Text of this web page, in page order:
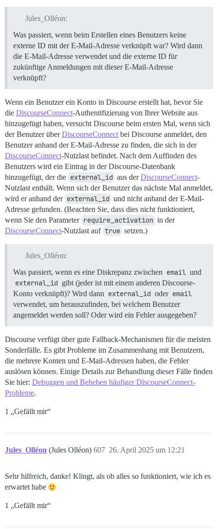
Jules_Olléon:
Was passiert, wenn beim Erstellen eines Benutzers keine
externe ID mit der E-Mail-Adresse verknüpft war? Wird dann
die E-Mail-Adresse verwendet und die externe ID für
zukünftige Anmeldungen mit dieser E-Mail-Adresse
verknüpft?
Wenn ein Benutzer ein Konto in Discourse erstellt hat, bevor Sie
die DiscourseConnect-Authentifizierung von Ihrer Website aus
hinzugefügt haben, versucht Discourse beim ersten Mal, wenn sich
der Benutzer überDiscourseConnect bei Discourse anmeldet, den
Benutzer anhand der E-Mail-Adresse zu finden, die sich in der
DiscourseConnect-Nutzlast befindet. Nach dem Auffinden des
Benutzers wird ein Eintrag in der Discourse-Datenbank
hinzugefügt, der die external_id aus derDiscourseConnect-
Nutzlast enthält. Wenn sich der Benutzer das nächste Mal anmeldet,
wird er anhand der external_id und nicht anhand der E-Mail-
Adresse gefunden. (Beachten Sie, dass dies nicht funktioniert,
wenn Sie den Parameter require_activation in der
DiscourseConnect-Nutzlast auf true setzen.)
Jules_Olléon:
Was passiert, wenn es eine Diskrepanz zwischen email und
external_id gibt (jeder ist mit einem anderen Discourse-
Konto verknüpft)? Wird dann external_id oder email
verwendet, um herauszufinden, bei welchem Benutzer
angemeldet werden soll? Oder wird ein Fehler ausgegeben?
Discourse verfügt über gute Fallback-Mechanismen für die meisten
Sonderfälle. Es gibt Probleme im Zusammenhang mit Benutzern,
die mehrere Konten und E-Mail-Adressen haben, die Fehler
auslösen können. Einige Details zur Behandlung dieser Fälle finden
Sie hier: Debuggen und Beheben häufiger DiscourseConnect-
Probleme.
1 „Gefällt mir“
Jules_Olléon (Jules Olléon) 26. April 2025 um 12:21
607
Sehr hilfreich, danke! Klingt, als ob alles so funktioniert, wie ich es
erwartet habe
1 „Gefällt mir“